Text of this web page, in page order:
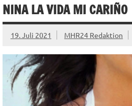
NINA LA VIDA MI CARIÑO
19. Juli 2021 MHR24 Redaktion